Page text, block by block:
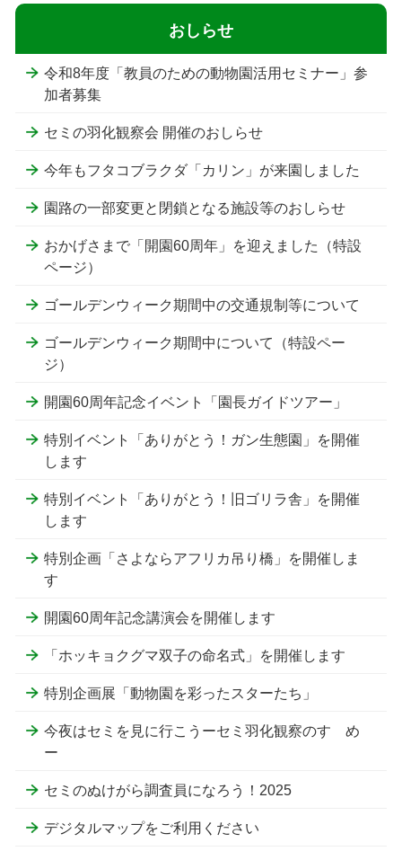
おしらせ
令和8年度「教員のための動物園活用セミナー」参
加者募集
セミの羽化観察会 開催のおしらせ
今年もフタコブラクダ「カリン」が来園しました
園路の一部変更と閉鎖となる施設等のおしらせ
おかげさまで「開園60周年」を迎えました（特設
ページ）
ゴールデンウィーク期間中の交通規制等について
ゴールデンウィーク期間中について（特設ペー
ジ）
開園60周年記念イベント「園長ガイドツアー」
特別イベント「ありがとう！ガン生態園」を開催
します
特別イベント「ありがとう！旧ゴリラ舎」を開催
します
特別企画「さよならアフリカ吊り橋」を開催しま
す
開園60周年記念講演会を開催します
「ホッキョクグマ双子の命名式」を開催します
特別企画展「動物園を彩ったスターたち」
今夜はセミを見に行こうーセミ羽化観察のすゝめ
ー
セミのぬけがら調査員になろう！2025
デジタルマップをご利用ください